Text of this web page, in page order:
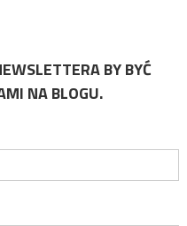
BY BYĆ
NA BLOGU.